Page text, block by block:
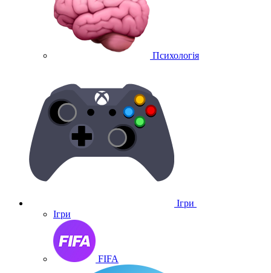
Психологія
Ігри
Ігри
FIFA